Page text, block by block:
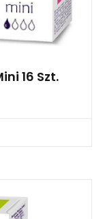
16 Szt.